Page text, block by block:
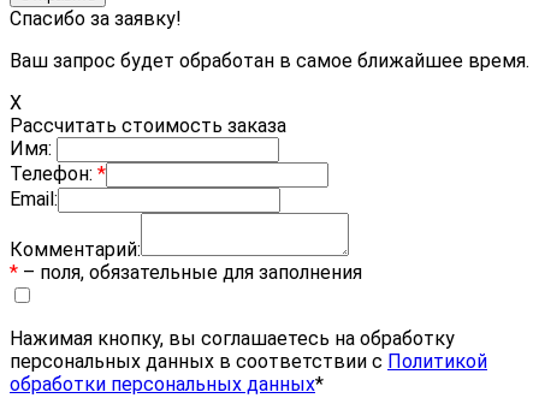
Спасибо за заявку!
Ваш запрос будет обработан в самое ближайшее время.
X
Рассчитать стоимость заказа
Имя:
Телефон: *
Email:
Комментарий:
* – поля, обязательные для заполнения
Нажимая кнопку, вы соглашаетесь на обработку
персональных данных в соответствии с Политикой
обработки персональных данных*